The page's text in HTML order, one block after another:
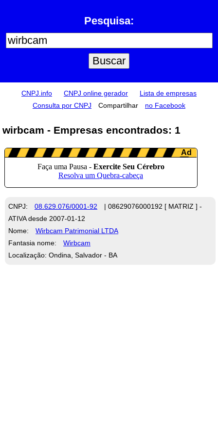
Pesquisa:
CNPJ.info CNPJ online gerador
Lista de empresas
Consulta por CNPJ
Compartilhar no Facebook
wirbcam - Empresas encontrados: 1
CNPJ: 08.629.076/0001-92
| 08629076000192 [ MATRIZ ] -
ATIVA desde 2007-01-12
Nome:
Wirbcam Patrimonial LTDA
Fantasia nome:
Wirbcam
Localização: Ondina, Salvador - BA